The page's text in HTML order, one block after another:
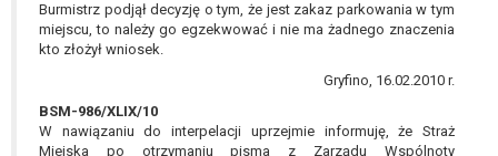
Burmistrz podjął decyzję o tym, że jest zakaz parkowania w tym
miejscu, to należy go egzekwować i nie ma żadnego znaczenia
kto złożył wniosek.
Gryfino, 16.02.2010 r.
BSM-986/XLIX/10
W nawiązaniu do interpelacji uprzejmie informuję, że Straż
Miejska po otrzymaniu pisma z Zarządu Wspólnoty